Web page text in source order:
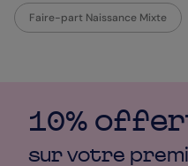
Faire-part Naissance Mixte
10%
sur votre